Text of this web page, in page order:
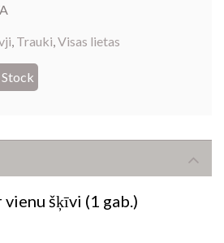
, Trauki,Visas lietas
Stock
šķīvi (1 gab.)